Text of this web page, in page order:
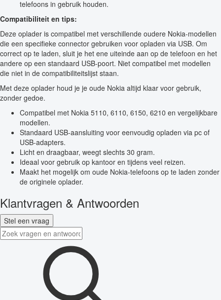
telefoons in gebruik houden.
Compatibiliteit en tips:
Deze oplader is compatibel met verschillende oudere Nokia-modellen
die een specifieke connector gebruiken voor opladen via USB. Om
correct op te laden, sluit je het ene uiteinde aan op de telefoon en het
andere op een standaard USB-poort. Niet compatibel met modellen
die niet in de compatibiliteitslijst staan.
Met deze oplader houd je je oude Nokia altijd klaar voor gebruik,
zonder gedoe.
Compatibel met Nokia 5110, 6110, 6150, 6210 en vergelijkbare
modellen.
Standaard USB-aansluiting voor eenvoudig opladen via pc of
USB-adapters.
Licht en draagbaar, weegt slechts 30 gram.
Ideaal voor gebruik op kantoor en tijdens veel reizen.
Maakt het mogelijk om oude Nokia-telefoons op te laden zonder
de originele oplader.
Klantvragen & Antwoorden
Stel een vraag